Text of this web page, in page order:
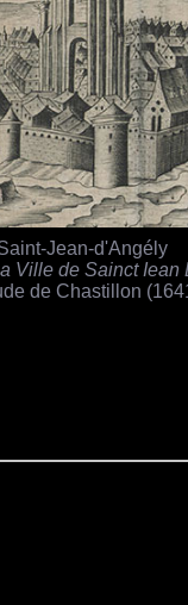
Jean-d'Angély
Ville de Sainct Iean
de Chastillon